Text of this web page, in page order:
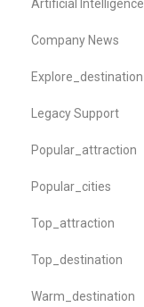
Artificial Intelligence
Company News
Explore_destination
Legacy Support
Popular_attraction
Popular_cities
Top_attraction
Top_destination
Warm_destination